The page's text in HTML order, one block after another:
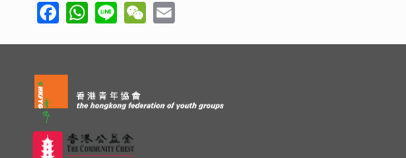
FacebookWhatsApp
Line WeChat